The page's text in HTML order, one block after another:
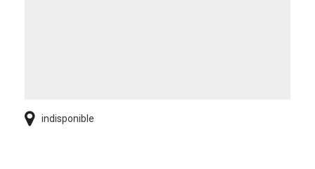
indisponible